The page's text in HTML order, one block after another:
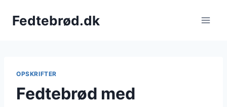
Fedtebrød.dk
OPSKRIFTER
Fedtebrød med